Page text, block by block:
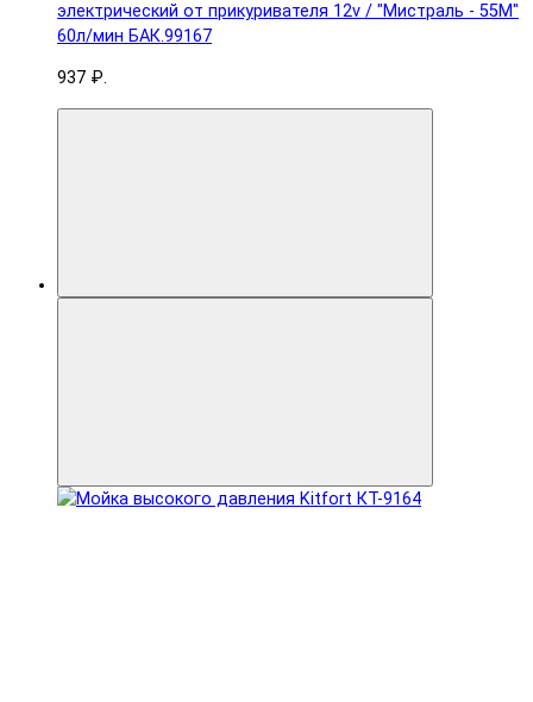
электрический от прикуривателя 12v / "Мистраль - 55М"
60л/мин БАК.99167
937 ₽.